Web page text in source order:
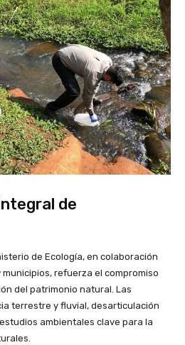
de
de Ecología, en colaboración
refuerza el compromiso
del patrimonio natural. Las
terrestre y fluvial, desarticulación
ambientales clave para la